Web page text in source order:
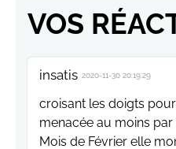
VOS
insatis 2020-11-30 20:19:29
croisant les doigts
menacée au moins par
Mois de Février elle